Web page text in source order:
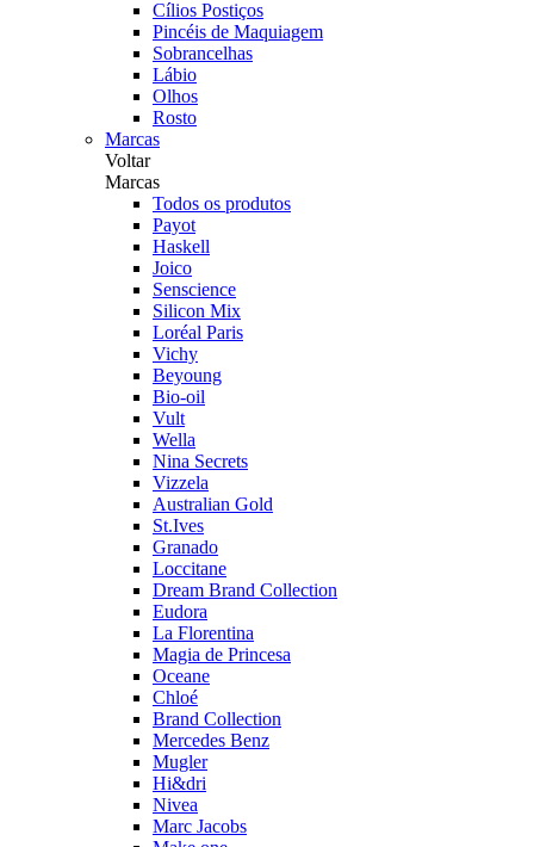
Cílios Postiços
Pincéis de Maquiagem
Sobrancelhas
Lábio
Olhos
Rosto
Marcas
Voltar
Marcas
Todos os produtos
Payot
Haskell
Joico
Senscience
Silicon Mix
Loréal Paris
Vichy
Beyoung
Bio-oil
Vult
Wella
Nina Secrets
Vizzela
Australian Gold
St.Ives
Granado
Loccitane
Dream Brand Collection
Eudora
La Florentina
Magia de Princesa
Oceane
Chloé
Brand Collection
Mercedes Benz
Mugler
Hi&dri
Nivea
Marc Jacobs